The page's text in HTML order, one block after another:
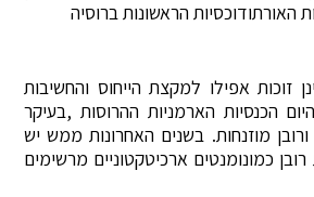
האורתודוכסיות הראשונות ברוסיה
זוכות אפילו למקצת הייחוס והחשיבות
הכנסיות הארמניות ההרוסות ,בעיקר
מוזנחות. בשנים האחרונות ממש יש
כמונומנטים ארכיטקטוניים מרשימים